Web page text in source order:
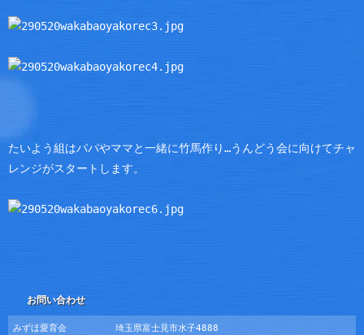
たいよう組はパパやママと一緒に竹馬作り…うんどう会に向けてチャ
レンジがスタートします。
お問い合わせ
みずほ愛育会
埼玉県富士見市水子4888